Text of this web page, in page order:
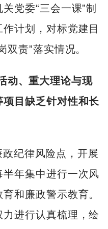
党委“三会一课”制
计划，对标党建目
双责”落实情况。
动、重大理论与现
目缺乏针对性和长
纪律风险点，开展
年集中进行一次风
和廉政警示教育。
进行认真梳理，绘